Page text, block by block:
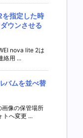
指定した時
ウンさせる
nova lite 2は
絡用 ...
バムを並べ替
画像の保管場所
トへ変更 ...